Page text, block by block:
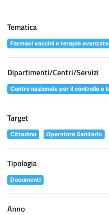
Tematica
Farmaci vaccini e terapie avanzate
Dipartimenti/Centri/Servizi
Centro nazionale per il controllo e
Target
Cittadino Operatore Sanitario
Tipologia
Documenti
Anno